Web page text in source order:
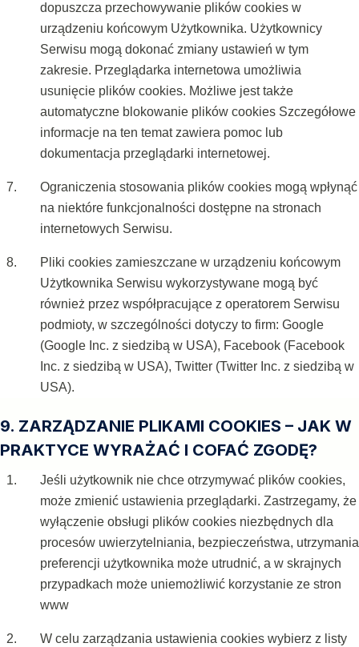
dopuszcza przechowywanie plików cookies w
urządzeniu końcowym Użytkownika. Użytkownicy
Serwisu mogą dokonać zmiany ustawień w tym
zakresie. Przeglądarka internetowa umożliwia
usunięcie plików cookies. Możliwe jest także
automatyczne blokowanie plików cookies Szczegółowe
informacje na ten temat zawiera pomoc lub
dokumentacja przeglądarki internetowej.
Ograniczenia stosowania plików cookies mogą wpłynąć
na niektóre funkcjonalności dostępne na stronach
internetowych Serwisu.
Pliki cookies zamieszczane w urządzeniu końcowym
Użytkownika Serwisu wykorzystywane mogą być
również przez współpracujące z operatorem Serwisu
podmioty, w szczególności dotyczy to firm: Google
(Google Inc. z siedzibą w USA), Facebook (Facebook
Inc. z siedzibą w USA), Twitter (Twitter Inc. z siedzibą w
USA).
9. ZARZĄDZANIE PLIKAMI COOKIES – JAK W
PRAKTYCE WYRAŻAĆ I COFAĆ ZGODĘ?
Jeśli użytkownik nie chce otrzymywać plików cookies,
może zmienić ustawienia przeglądarki. Zastrzegamy, że
wyłączenie obsługi plików cookies niezbędnych dla
procesów uwierzytelniania, bezpieczeństwa, utrzymania
preferencji użytkownika może utrudnić, a w skrajnych
przypadkach może uniemożliwić korzystanie ze stron
www
W celu zarządzania ustawienia cookies wybierz z listy